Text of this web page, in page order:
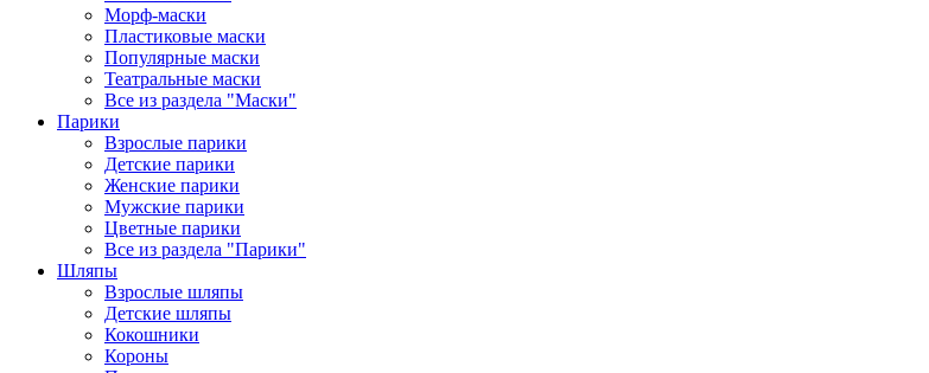
Морф-маски
Пластиковые маски
Популярные маски
Театральные маски
Все из раздела "Маски"
Парики
Взрослые парики
Детские парики
Женские парики
Мужские парики
Цветные парики
Все из раздела "Парики"
Шляпы
Взрослые шляпы
Детские шляпы
Кокошники
Короны